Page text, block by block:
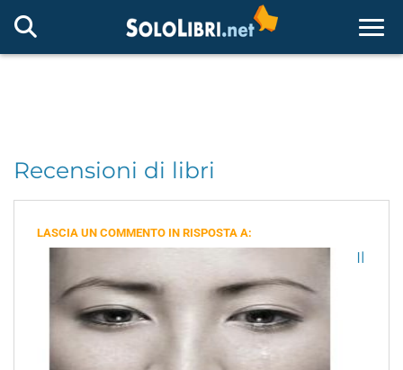
Recensioni di libri
LASCIA UN COMMENTO IN RISPOSTA A:
Il